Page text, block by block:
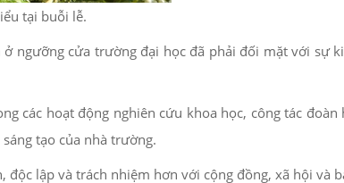
tại buỗi lễ.
ngưỡng cửa trường đại học đã phải đối mặt với sự
các hoạt động nghiên cứu khoa học, công tác đoàn
tạo của nhà trường.
lập và trách nhiệm hơn với cộng đồng, xã hội và